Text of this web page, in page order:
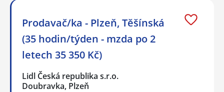
Prodavač/ka - Plzeň, Těšínská
(35 hodin/týden - mzda po 2
letech 35 350 Kč)
Lidl Česká republika s.r.o.
Doubravka, Plzeň